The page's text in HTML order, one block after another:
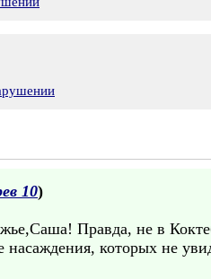
10)
Правда, не в
насаждения, которых не